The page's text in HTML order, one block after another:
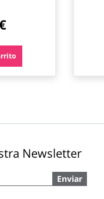
Newsletter
Enviar